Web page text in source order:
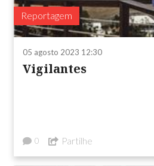
Reportagem
05 agosto 2023 12:30
Vigilantes
0 Partilhe